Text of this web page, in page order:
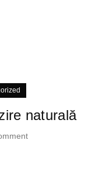
naturală